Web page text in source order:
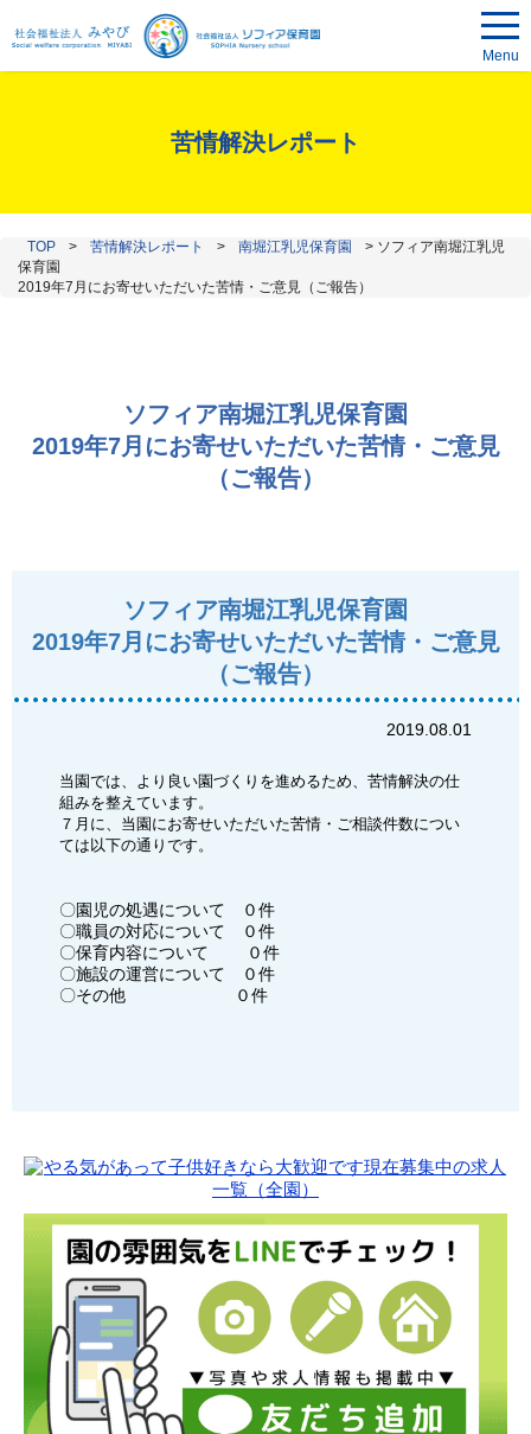
Menu
苦情解決レポート
TOP > 苦情解決レポート > 南堀江乳児保育園 > ソフィア南堀江乳児
保育園
2019年7月にお寄せいただいた苦情・ご意見（ご報告）
ソフィア南堀江乳児保育園
2019年7月にお寄せいただいた苦情・ご意見
（ご報告）
ソフィア南堀江乳児保育園
2019年7月にお寄せいただいた苦情・ご意見
（ご報告）
2019.08.01
当園では、より良い園づくりを進めるため、苦情解決の仕
組みを整えています。
７月に、当園にお寄せいただいた苦情・ご相談件数につい
ては以下の通りです。
〇園児の処遇について ０件
〇職員の対応について ０件
〇保育内容について ０件
〇施設の運営について ０件
〇その他 ０件